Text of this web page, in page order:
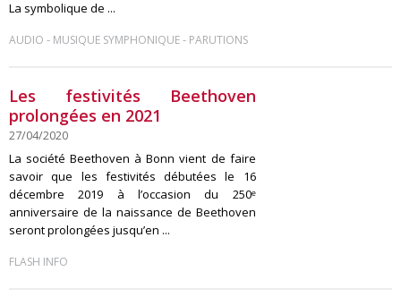
La symbolique de ...
AUDIO - MUSIQUE SYMPHONIQUE- PARUTIONS
Les festivités Beethoven
prolongées en 2021
27/04/2020
La société Beethoven à Bonn vient de faire
savoir que les festivités débutées le 16
décembre 2019 à l’occasion du 250ᵉ
anniversaire de la naissance de Beethoven
seront prolongées jusqu’en ...
FLASH INFO